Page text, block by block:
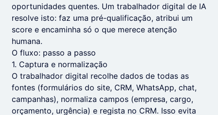
oportunidades quentes. Um trabalhador digital de IA
resolve isto: faz uma pré-qualificação, atribui um
score e encaminha só o que merece atenção
humana.
O fluxo: passo a passo
1. Captura e normalização
O trabalhador digital recolhe dados de todas as
fontes (formulários do site, CRM, WhatsApp, chat,
campanhas), normaliza campos (empresa, cargo,
orçamento, urgência) e regista no CRM. Isso evita